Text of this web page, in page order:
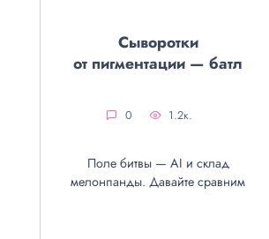
Сыворотки
от пигментации — батл
0 1.2к.
Поле битвы — AI и склад
мелонпанды. Давайте сравним